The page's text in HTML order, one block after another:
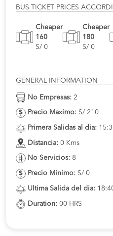
BUS TICKET PRICES
Cheaper
160
S/ 0
Cheaper
180
S/ 0
GENERAL INFORMATION
No Empresas: 2
Precio Maximo: S/ 210
Primera Salidas al dia:
Distancia: 0 Kms
No Servicios: 8
Precio Minimo: S/ 0
Ultima Salida del dia:
Duration: 00 HRS